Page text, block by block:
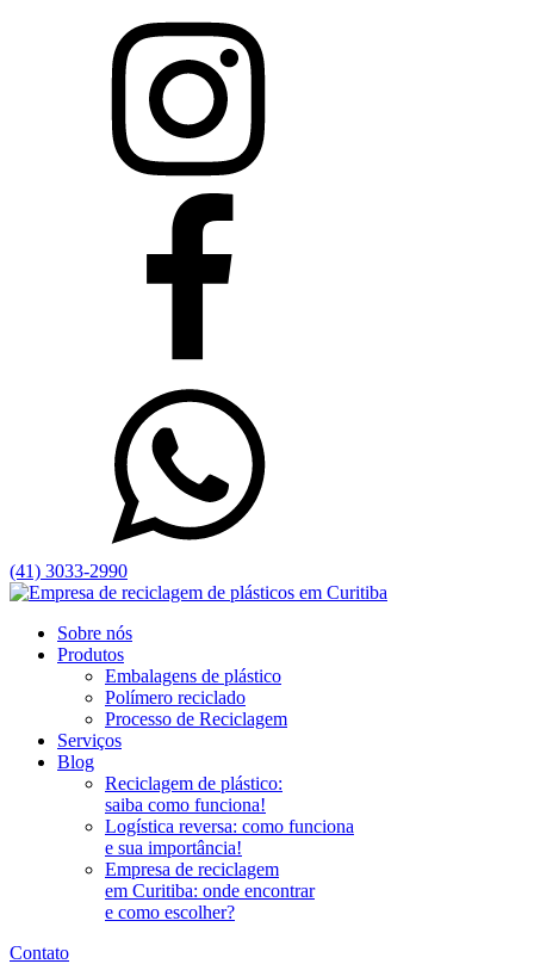
(41) 3033-2990
Sobre nós
Produtos
Embalagens de plástico
Polímero reciclado
Processo de Reciclagem
Serviços
Blog
Reciclagem de plástico:
saiba como funciona!
Logística reversa: como funciona
e sua importância!
Empresa de reciclagem
em Curitiba: onde encontrar
e como escolher?
Contato